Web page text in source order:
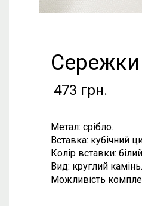
Сережки
473 грн.
Метал: срібло.
Вставка: кубічний
Колір вставки:
Вид: круглий камінь.
Можливість